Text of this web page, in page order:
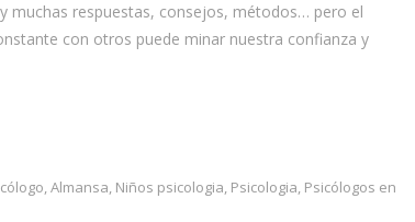
muchas respuestas, consejos, métodos… pero el
con otros puede minar nuestra confianza y
,Almansa, Niños psicologia, Psicologia, Psicólogos en